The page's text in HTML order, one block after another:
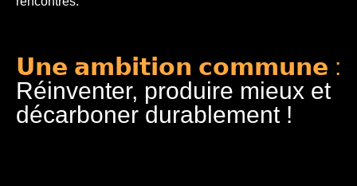
𝗨𝗻𝗲 𝗮𝗺𝗯𝗶𝘁𝗶𝗼𝗻 𝗰𝗼𝗺𝗺𝘂𝗻𝗲 :
Réinventer, produire mieux et
décarboner durablement !